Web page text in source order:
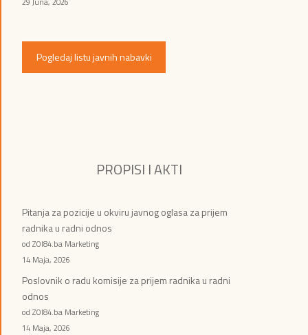
Pogledaj listu javnih nabavki
PROPISI I AKTI
Pitanja za pozicije u okviru javnog oglasa za prijem
radnika u radni odnos
od ZOI84.ba Marketing
14 Maja, 2026
Poslovnik o radu komisije za prijem radnika u radni
odnos
od ZOI84.ba Marketing
14 Maja, 2026